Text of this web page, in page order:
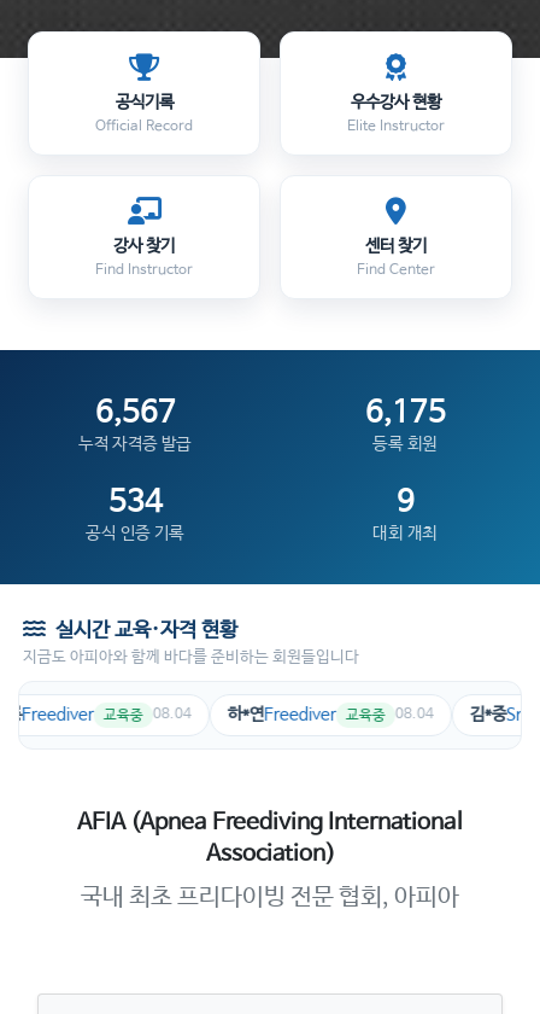
공식기록
Official Record
우수강사 현황
Elite Instructor
강사 찾기
Find Instructor
센터 찾기
Find Center
6,567
누적 자격증 발급
6,175
등록 회원
534
공식 인증 기록
9
대회 개최
실시간 교육·자격 현황
지금도 아피아와 함께 바다를 준비하는 회원들입니다
08.04 하*연Freediver 교육중 08.04 김*중Snorkeler 자격 취득
AFIA (Apnea Freediving International
Association)
국내 최초 프리다이빙 전문 협회, 아피아